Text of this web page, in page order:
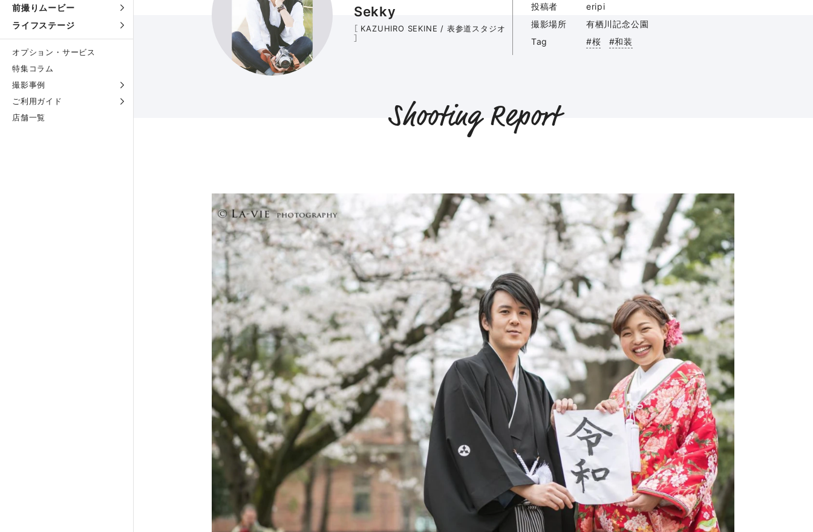
前撮りムービー
ライフステージ
オプション・サービス
特集コラム
撮影事例
ご利用ガイド
店舗一覧
Sekky
［ KAZUHIRO SEKINE / 表参道スタジオ
］
投稿者
eripi
撮影場所
有栖川記念公園
Tag
#桜 #和装
Shooting Report